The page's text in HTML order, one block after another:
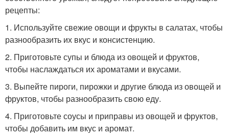
рецепты:
1. Используйте свежие овощи и фрукты в салатах, чтобы
разнообразить их вкус и консистенцию.
2. Приготовьте супы и блюда из овощей и фруктов,
чтобы наслаждаться их ароматами и вкусами.
3. Выпейте пироги, пирожки и другие блюда из овощей и
фруктов, чтобы разнообразить свою еду.
4. Приготовьте соусы и приправы из овощей и фруктов,
чтобы добавить им вкус и аромат.